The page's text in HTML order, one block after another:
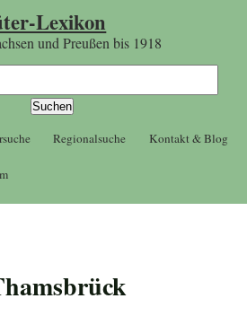
Lexikon
und Preußen bis 1918
Regionalsuche Kontakt & Blog